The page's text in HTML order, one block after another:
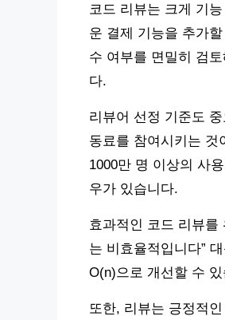
코드 리뷰는 크게 기
운 결제 기능을 추가
수 여부를 면밀히 검
다.
리뷰어 선정 기준도
동료를 참여시키는 것
1000만 명 이상의 사
우가 있습니다.
효과적인 코드 리뷰를
는 비효율적입니다”
O(n)으로 개선할 수
또한, 리뷰는 긍정적